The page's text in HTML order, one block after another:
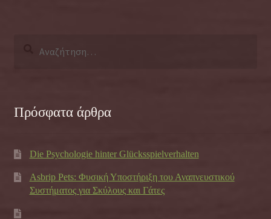
Πρόσφατα άρθρα
Die Psychologie hinter Glücksspielverhalten
Asbrip Pets: Φυσική Υποστήριξη του Αναπνευστικού
Συστήματος για Σκύλους και Γάτες